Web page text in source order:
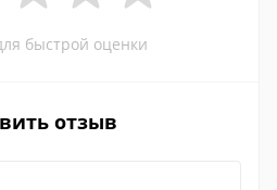
быстрой оценки
отзыв